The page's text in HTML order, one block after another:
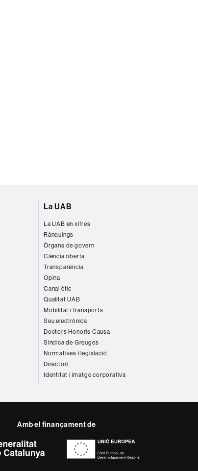
La UAB
La UAB en xifres
Rànquings
Òrgans de govern
Ciència oberta
Transparència
Opina
Canal ètic
Qualitat UAB
Mobilitat i transports
Seu electrònica
Doctors Honoris Causa
Síndica de Greuges
Normatives i legislació
Directori
Identitat i imatge corporativa
Amb el finançament de